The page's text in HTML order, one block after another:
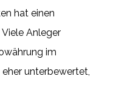
hat einen
Anleger
im
unterbewertet,